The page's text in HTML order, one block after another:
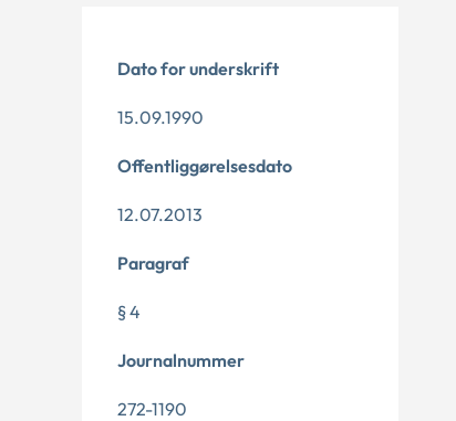
Dato for underskrift
15.09.1990
Offentliggørelsesdato
12.07.2013
Paragraf
§ 4
Journalnummer
272-1190